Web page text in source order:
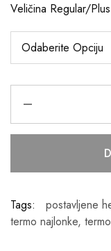
Veličina Regular/
Tags: postavljene
termo najlonke,